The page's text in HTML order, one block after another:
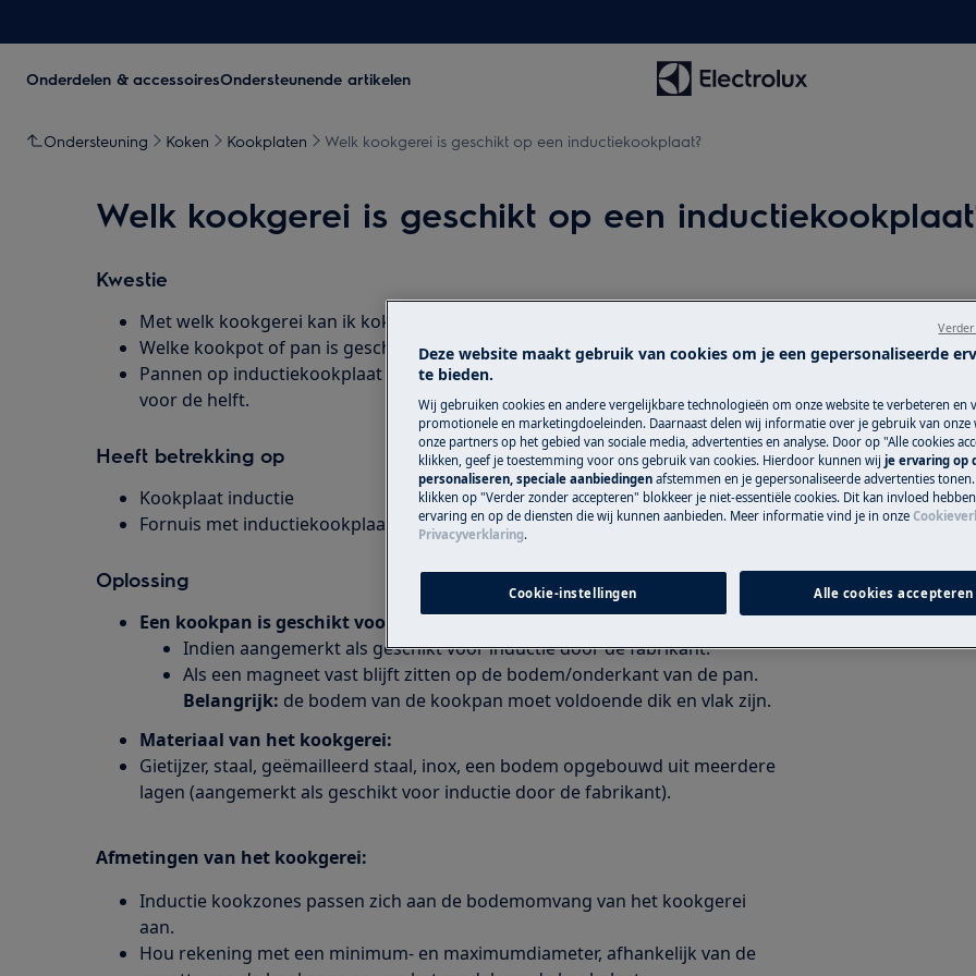
Onderdelen & accessoiresOndersteunende artikelen
Ondersteuning Koken Kookplaten Welk kookgerei is geschikt op een inductiekookplaat?
Welk kookgerei is geschikt op een
Kwestie
Met welk kookgerei kan ik koken op een inductiekookplaat?
Welke kookpot of pan is geschikt voor gebruik op een inductiekookplaat?
Pannen op inductiekookplaat verwarmen niet volledig of verwarmen maar
voor de helft.
Heeft betrekking op
Kookplaat inductie
Fornuis met inductiekookplaat
Oplossing
Een kookpan is geschikt voor een inductiekookplaat:
Indien aangemerkt als geschikt voor inductie door de fabrikant.
Als een magneet vast blijft zitten op de bodem/onderkant van de pan.
Belangrijk: de bodem van de kookpan moet voldoende dik en vlak zijn.
Materiaal van het kookgerei:
Gietijzer, staal, geëmailleerd staal, inox, een bodem opgebouwd uit meerdere
lagen (aangemerkt als geschikt voor inductie door de fabrikant).
Afmetingen van het kookgerei:
Inductie kookzones passen zich aan de bodemomvang van het kookgerei
aan.
Hou rekening met een minimum- en maximumdiameter, afhankelijk van de
Los problemen
andere
Zoek
Deze website maakt gebruik van cookies om je een gepersonaliseerde
te bieden.
Wij gebruiken cookies en andere vergelijkbare technologieën om onze website te verbeteren en
promotionele en marketingdoeleinden. Daarnaast delen wij informatie over je gebruik van onze
onze partners op het gebied van sociale media, advertenties en analyse. Door op "Alle cookies
klikken, geef je toestemming voor ons gebruik van cookies. Hierdoor kunnen wij je ervaring op
personaliseren, speciale aanbiedingen afstemmen en je gepersonaliseerde advertenties
klikken op "Verder zonder accepteren" blokkeer je niet-essentiële cookies. Dit kan invloed
ervaring en op de diensten die wij kunnen aanbieden. Meer informatie vind je in onze
Privacyverklaring.
Cookie-instellingen Alle cookies accepteren